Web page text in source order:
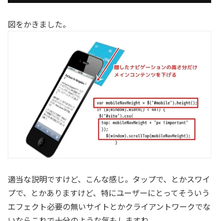
図をかきました。
適当な説明ですけど、こんな感じ。タップで、とかスワイ
プで、とかありますけど、特にユーザーにとってそういう
エフェクト必要の無いサイトとかクライアントワークでな